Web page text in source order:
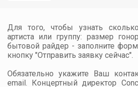
Для того, чтобы узнать
артиста или группу: размер
бытовой райдер - заполните
кнопку "Отправить заявку сейчас".
Обязательно укажите Ваш
email. Концертный директор